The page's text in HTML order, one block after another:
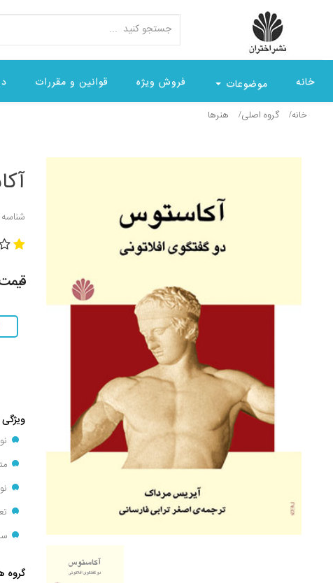
خانه موضوعات فروش ویژه قوانین و مقررات
خانه گروه اصلی هنرها
شناسه
قیمت :
گروه